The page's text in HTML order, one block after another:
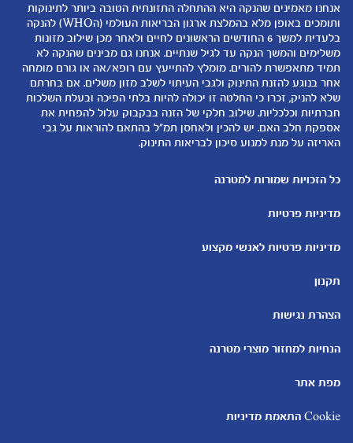
אודות
لموقع متيرنا باللغة العربية
רכישת מוצרים
המוצרים שלנו
קופונים
0-6 חודשים
6-12 חודשים
12-24 חודשים
שמות לתינוקות
התפתחות התינוק
תזונת תינוקות
טיפול בתינוק
הנקה
להיות הורים
מחשבון ביוץ
מחשבון שמות
מחשבון צבע עיניים
אנחנו מאמינים שהנקה היא ההתחלה התזונתית הטובה ביותר לתינוקות
ותומכים באופן מלא בהמלצת ארגון הבריאות העולמי (הWHO) להנקה
בלעדית למשך 6 החודשים הראשונים לחיים ולאחר מכן שילוב מזונות
משלימים והמשך הנקה עד לגיל שנתיים. אנחנו גם מבינים שהנקה לא
תמיד מתאפשרת להורים. מומלץ להתייעץ עם רופא/אה או גורם מומחה
אחר בנוגע להזנת התינוק ולגבי העיתוי לשלב מזון משלים. אם בחרתם
שלא להניק, זכרו כי החלטה זו יכולה להיות בלתי הפיכה ובעלת השלכות
חברתיות וכלכליות. שילוב חלקי של הזנה בבקבוק עלול להפחית את
אספקת חלב האם. יש להכין ולאחסן תמ"ל בהתאם להוראות על גבי
האריזה על מנת למנוע סיכון לבריאות התינוק.
כל הזכויות שמורות למטרנה
מדיניות פרטיות
מדיניות פרטיות לאנשי מקצוע
תקנון
הצהרת נגישות
הנחיות למחזור מוצרי מטרנה
מפת אתר
Cookie התאמת מדיניות